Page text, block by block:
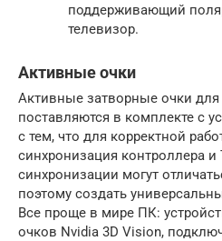
поддерживающий
телевизор.
Активные очки
Активные затворные очки для
поставляются в комплекте с
с тем, что для корректной
синхронизация контроллера
синхронизации могут
поэтому создать
Все проще в мире ПК:
очков Nvidia 3D Vision,